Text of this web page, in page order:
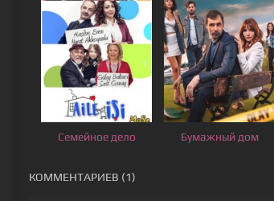
Семейное дело Бумажный дом
КОММЕНТАРИЕВ (1)